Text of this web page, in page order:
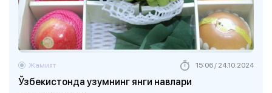
Ўзбекистонда узумнинг янги навлари
Жамият 15:06 / 24.10.2024